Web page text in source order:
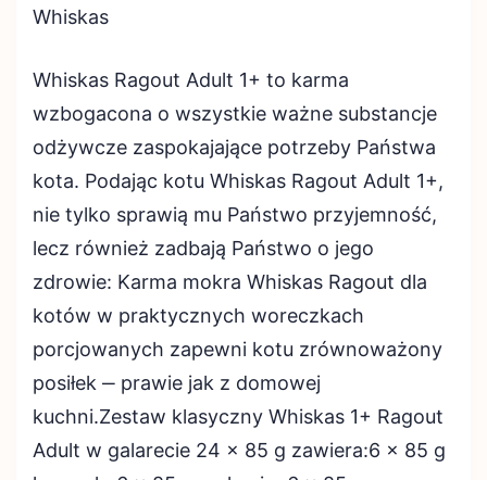
Whiskas
Whiskas Ragout Adult 1+ to karma
wzbogacona o wszystkie ważne substancje
odżywcze zaspokajające potrzeby Państwa
kota. Podając kotu Whiskas Ragout Adult 1+,
nie tylko sprawią mu Państwo przyjemność,
lecz również zadbają Państwo o jego
zdrowie: Karma mokra Whiskas Ragout dla
kotów w praktycznych woreczkach
porcjowanych zapewni kotu zrównoważony
posiłek ‒ prawie jak z domowej
kuchni.Zestaw klasyczny Whiskas 1+ Ragout
Adult w galarecie 24 x 85 g zawiera:6 x 85 g